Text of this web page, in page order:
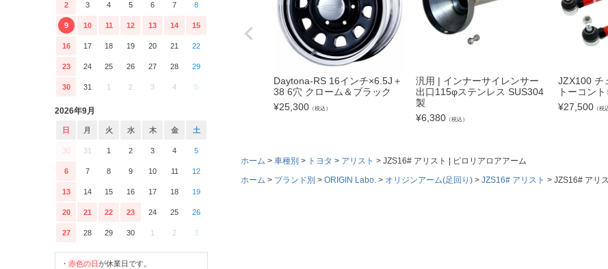
2 3 4 5 6 7 8
9 10 11 12 13 14 15
16 17 18 19 20 21 22
23 24 25 26 27 28 29
30 31 1 2 3 4 5
2026年9月
日 月 火 水 木 金 土
30 31 1 2 3 4 5
6 7 8 9 10 11 12
13 14 15 16 17 18 19
20 21 22 23 24 25 26
27 28 29 30 1 2 3
・ 赤色の日が休業日です。
Daytona-RS 16インチ×6.5J＋
38 6穴 クローム＆ブラック
¥25,300 （税込）
汎用 | インナーサイレンサー
出口115φステンレス SUS304
製
¥6,380 （税込）
JZX100 チ
トーコン
¥27,500 （税
ホーム 車種別 トヨタ アリスト
JZS16# アリスト | ピロリアロアアーム
ホーム
ブランド別 ORIGIN Labo. オリジンアーム(足回り) JZS16# アリスト JZS16# アリ